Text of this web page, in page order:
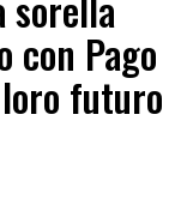
con Pago
futuro